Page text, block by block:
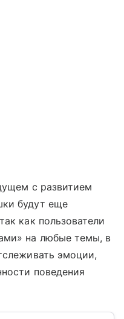
с развитием
будут еще
как пользователи
на любые темы, в
эмоции,
поведения